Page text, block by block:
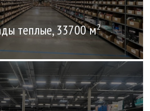
теплые, 33700 м2